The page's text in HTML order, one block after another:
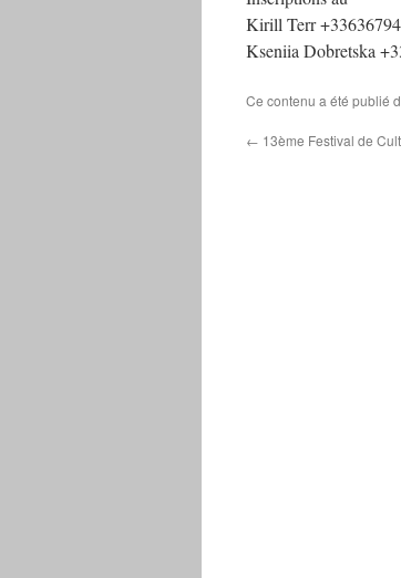
Kirill Terr
Kseniia Dobretska
Ce contenu a été publié
← 13ème Festival de